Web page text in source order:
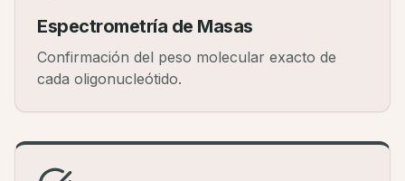
Espectrometría de Masas
Confirmación del peso molecular exacto de
cada oligonucleótido.